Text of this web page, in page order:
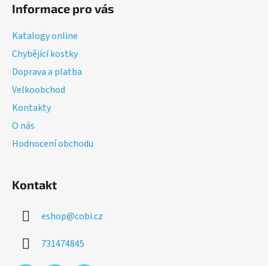
Informace pro vás
Katalogy online
Chybějící kostky
Doprava a platba
Velkoobchod
Kontakty
O nás
Hodnocení obchodu
Kontakt
eshop@cobi.cz
731474845